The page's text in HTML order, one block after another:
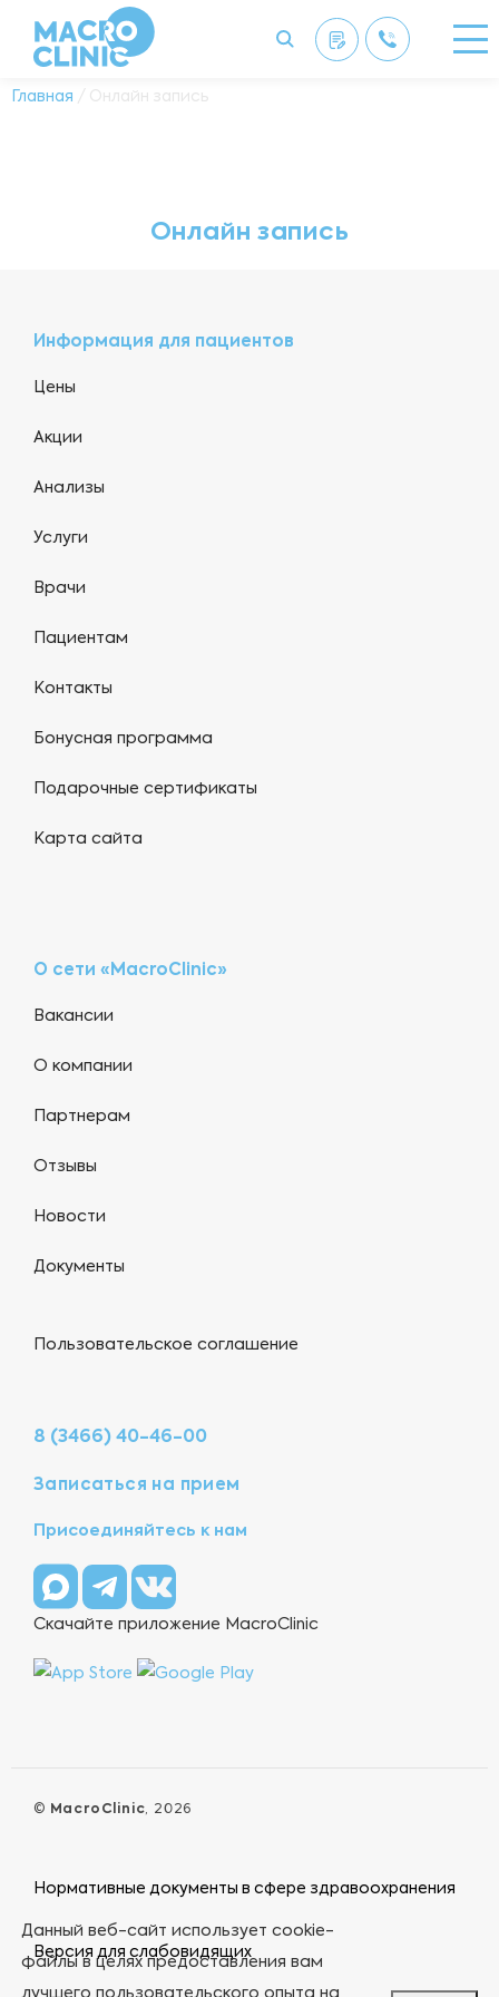
Главная / Онлайн запись
Онлайн запись
Информация для пациентов
Цены
Акции
Анализы
Услуги
Врачи
Пациентам
Контакты
Бонусная программа
Подарочные сертификаты
Карта сайта
О сети «MacroClinic»
Вакансии
О компании
Партнерам
Отзывы
Новости
Документы
Пользовательское соглашение
8 (3466) 40-46-00
Записаться на прием
Присоединяйтесь к нам
Скачайте приложение MacroClinic
© MacroClinic, 2026
Нормативные документы в сфере здравоохранения
Версия для слабовидящих
Данный веб-сайт использует cookie-
файлы в целях предоставления вам
лучшего пользовательского опыта на